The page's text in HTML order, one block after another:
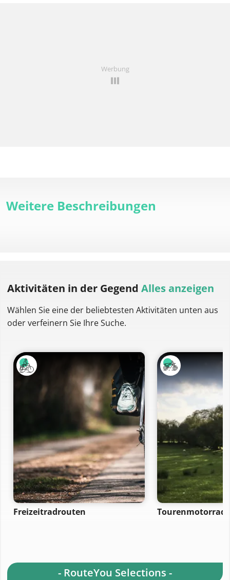
Werbung
Weitere Beschreibungen
Aktivitäten in der Gegend Alles anzeigen
Wählen Sie eine der beliebtesten Aktivitäten unten aus
oder verfeinern Sie Ihre Suche.
Freizeitradrouten
- RouteYou Selections -